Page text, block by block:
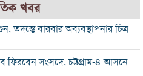
খবর
তদন্তে বারবার অব্যবস্থাপনার চিত্র
ফিরবেন সংসদে, চট্টগ্রাম-৪ আসনে